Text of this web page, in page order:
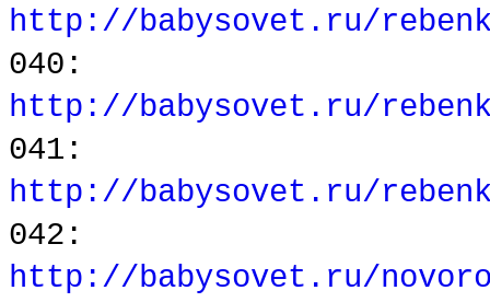
http://babysovet.ru/
040:
http://babysovet.ru/
041:
http://babysovet.ru/
042:
http://babysovet.ru/